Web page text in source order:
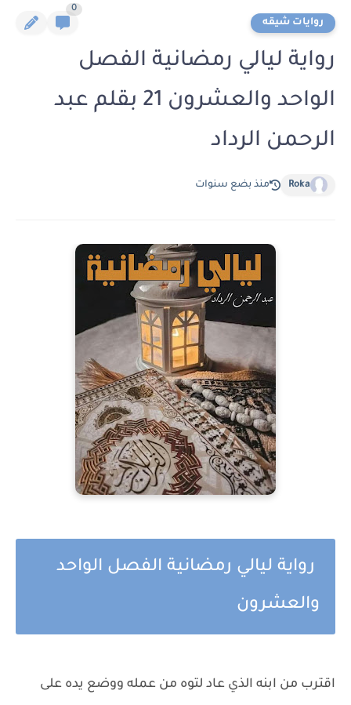
روايات شيقه
0
رواية ليالي رمضانية الفصل
الواحد والعشرون 21 بقلم عبد
الرحمن الرداد
Roka منذ بضع سنوات
رواية ليالي رمضانية الفصل الواحد
والعشرون
اقترب من ابنه الذي عاد لتوه من عمله ووضع يده على